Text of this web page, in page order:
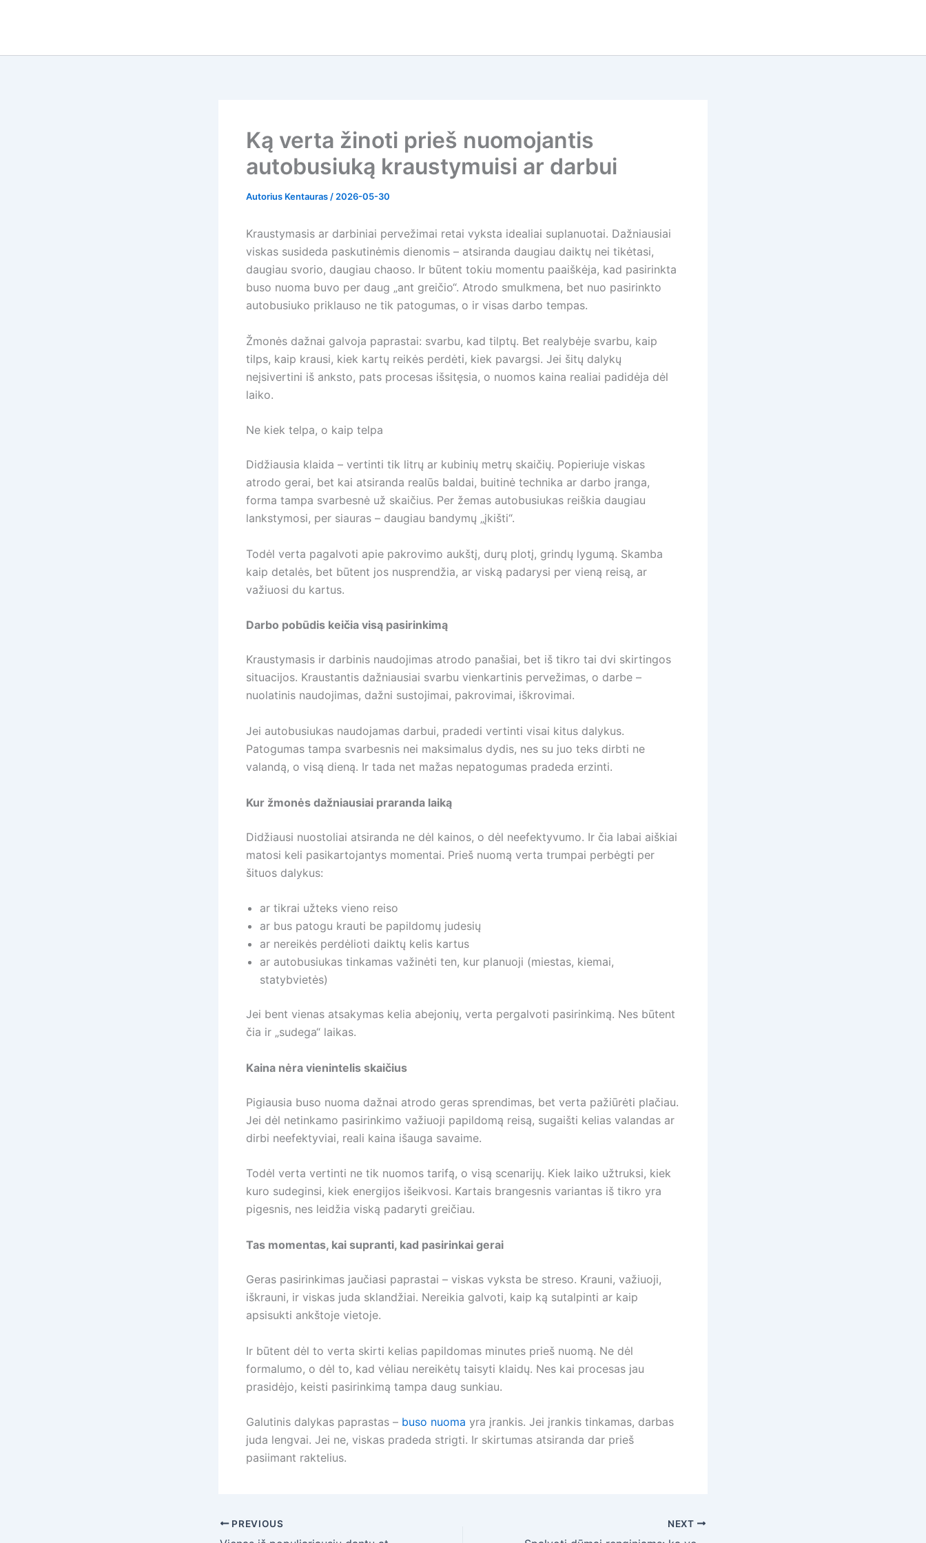
Ką verta žinoti prieš nuomojantis
autobusiuką kraustymuisi ar darbui
Autorius Kentauras / 2026-05-30
Kraustymasis ar darbiniai pervežimai retai vyksta idealiai suplanuotai. Dažniausiai
viskas susideda paskutinėmis dienomis – atsiranda daugiau daiktų nei tikėtasi,
daugiau svorio, daugiau chaoso. Ir būtent tokiu momentu paaiškėja, kad pasirinkta
buso nuoma buvo per daug „ant greičio“. Atrodo smulkmena, bet nuo pasirinkto
autobusiuko priklauso ne tik patogumas, o ir visas darbo tempas.
Žmonės dažnai galvoja paprastai: svarbu, kad tilptų. Bet realybėje svarbu, kaip
tilps, kaip krausi, kiek kartų reikės perdėti, kiek pavargsi. Jei šitų dalykų
neįsivertini iš anksto, pats procesas išsitęsia, o nuomos kaina realiai padidėja dėl
laiko.
Ne kiek telpa, o kaip telpa
Didžiausia klaida – vertinti tik litrų ar kubinių metrų skaičių. Popieriuje viskas
atrodo gerai, bet kai atsiranda realūs baldai, buitinė technika ar darbo įranga,
forma tampa svarbesnė už skaičius. Per žemas autobusiukas reiškia daugiau
lankstymosi, per siauras – daugiau bandymų „įkišti“.
Todėl verta pagalvoti apie pakrovimo aukštį, durų plotį, grindų lygumą. Skamba
kaip detalės, bet būtent jos nusprendžia, ar viską padarysi per vieną reisą, ar
važiuosi du kartus.
Darbo pobūdis keičia visą pasirinkimą
Kraustymasis ir darbinis naudojimas atrodo panašiai, bet iš tikro tai dvi skirtingos
situacijos. Kraustantis dažniausiai svarbu vienkartinis pervežimas, o darbe –
nuolatinis naudojimas, dažni sustojimai, pakrovimai, iškrovimai.
Jei autobusiukas naudojamas darbui, pradedi vertinti visai kitus dalykus.
Patogumas tampa svarbesnis nei maksimalus dydis, nes su juo teks dirbti ne
valandą, o visą dieną. Ir tada net mažas nepatogumas pradeda erzinti.
Kur žmonės dažniausiai praranda laiką
Didžiausi nuostoliai atsiranda ne dėl kainos, o dėl neefektyvumo. Ir čia labai aiškiai
matosi keli pasikartojantys momentai. Prieš nuomą verta trumpai perbėgti per
šituos dalykus:
ar tikrai užteks vieno reiso
ar bus patogu krauti be papildomų judesių
ar nereikės perdėlioti daiktų kelis kartus
ar autobusiukas tinkamas važinėti ten, kur planuoji (miestas, kiemai,
statybvietės)
Jei bent vienas atsakymas kelia abejonių, verta pergalvoti pasirinkimą. Nes būtent
čia ir „sudega“ laikas.
Kaina nėra vienintelis skaičius
Pigiausia buso nuoma dažnai atrodo geras sprendimas, bet verta pažiūrėti plačiau.
Jei dėl netinkamo pasirinkimo važiuoji papildomą reisą, sugaišti kelias valandas ar
dirbi neefektyviai, reali kaina išauga savaime.
Todėl verta vertinti ne tik nuomos tarifą, o visą scenarijų. Kiek laiko užtruksi, kiek
kuro sudeginsi, kiek energijos išeikvosi. Kartais brangesnis variantas iš tikro yra
pigesnis, nes leidžia viską padaryti greičiau.
Tas momentas, kai supranti, kad pasirinkai gerai
Geras pasirinkimas jaučiasi paprastai – viskas vyksta be streso. Krauni, važiuoji,
iškrauni, ir viskas juda sklandžiai. Nereikia galvoti, kaip ką sutalpinti ar kaip
apsisukti ankštoje vietoje.
Ir būtent dėl to verta skirti kelias papildomas minutes prieš nuomą. Ne dėl
formalumo, o dėl to, kad vėliau nereikėtų taisyti klaidų. Nes kai procesas jau
prasidėjo, keisti pasirinkimą tampa daug sunkiau.
Galutinis dalykas paprastas – buso nuoma yra įrankis. Jei įrankis tinkamas, darbas
juda lengvai. Jei ne, viskas pradeda strigti. Ir skirtumas atsiranda dar prieš
pasiimant raktelius.
PREVIOUS NEXT